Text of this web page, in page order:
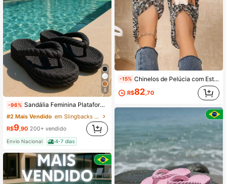
5
-96% Sandália Feminina Plataforma Tranças Ortopédica Flat Nuvem Confort Super Leve e Macia Moda Praia Carnaval
#2 Mais Vendido
em Slingbacks Chinelos Femininos
R$9 ,90 200+ vendido
Envio Nacional 4-7 dias
-15% Chinelos de Pelúcia com Estampa de Leopardo para Mulheres, Chinelos Fofos de Desenho Animado para Outono/Inverno, Chinelos de Casa com Sola Macia e Quentes para Uso Interno/Externo
R$82 ,70